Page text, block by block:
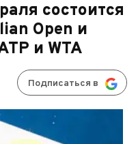
состоится
Open и
и WTA
Подписаться в